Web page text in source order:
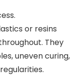
or resins
They
uneven curing,